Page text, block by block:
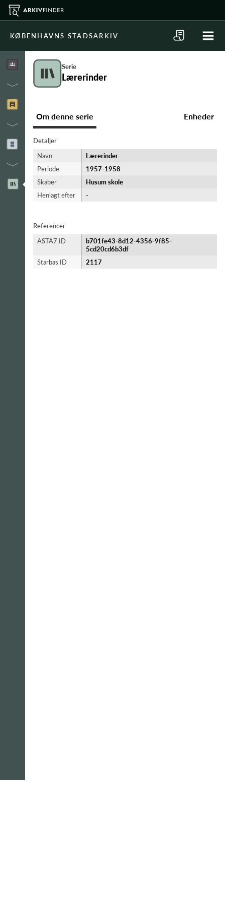
KØBENHAVNS STADSARKIV
Serie
Lærerinder
Om denne serie Enheder
Detaljer
Navn
Lærerinder
Periode
1957-​1958
Skaber
Husum skole
Henlagt efter
-
Referencer
ASTA7 ID
b701fe43-8d12-4356-9f85-
5cd20cd6b3df
Starbas ID
2117